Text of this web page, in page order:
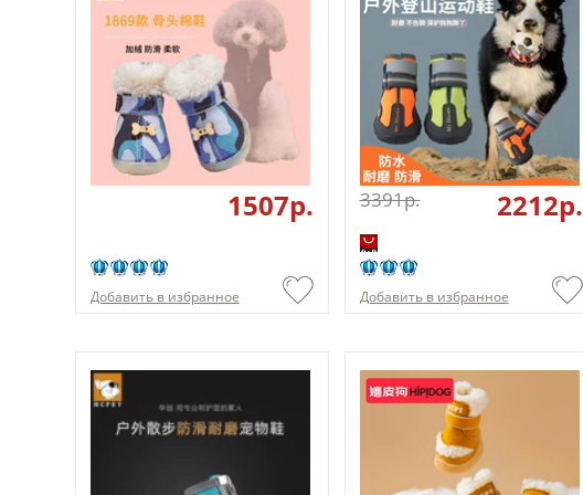
1507p.
Добавить в избранное
3391p. 2212p.
Добавить в избранное